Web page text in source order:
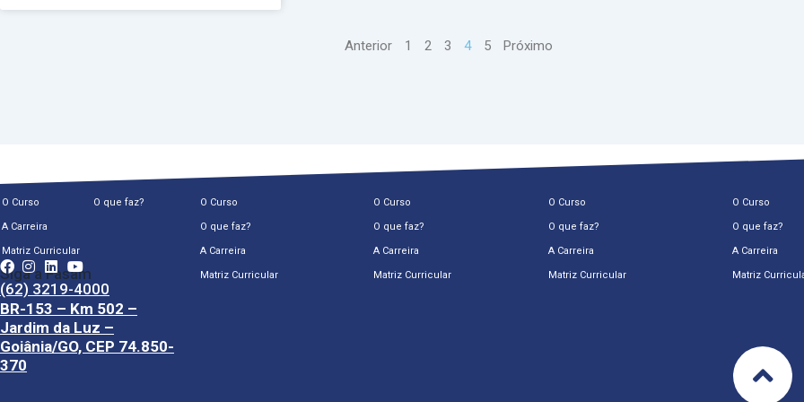
Anterior 1 2 3 4 5 Próximo
O Curso O que faz?
A Carreira
Matriz Curricular
Siga a Fasam
(62) 3219-4000
BR-153 – Km 502 –
Jardim da Luz –
Goiânia/GO, CEP 74.850-
370
O Curso
O que faz?
A Carreira
Matriz Curricular
O Curso
O que faz?
A Carreira
Matriz Curricular
O Curso
O que faz?
A Carreira
Matriz Curricular
O Curso
O que faz?
A Carreira
Matriz